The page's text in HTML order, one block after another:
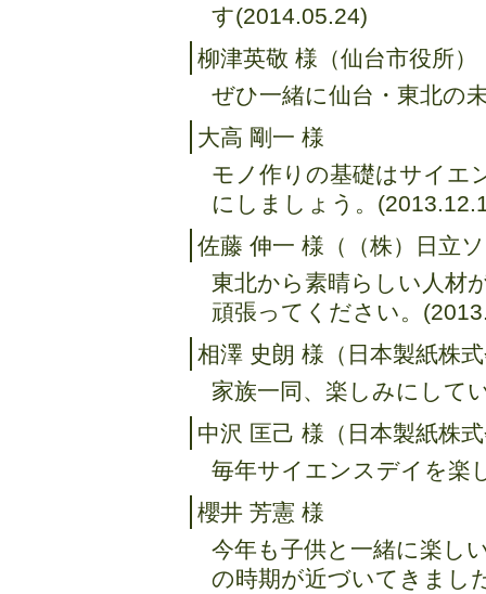
す(2014.05.24)
柳津英敬 様（仙台市役所）
ぜひ一緒に仙台・東北の
大高 剛一 様
モノ作りの基礎はサイエ
にしましょう。
佐藤 伸一 様（（株）日立
東北から素晴らしい人材
頑張ってください。
相澤 史朗 様（日本製紙株
家族一同、楽しみにして
中沢 匡己 様（日本製紙株
毎年サイエンスデイを楽
櫻井 芳憲 様
今年も子供と一緒に楽し
の時期が近づいてきまし